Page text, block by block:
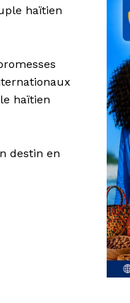
haïtien
haïtien
destin en